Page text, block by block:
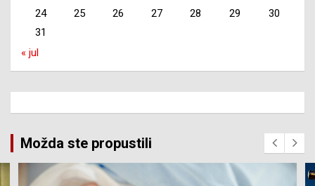
24
25 26 27 28 29
30
31
« jul
Možda ste propustili